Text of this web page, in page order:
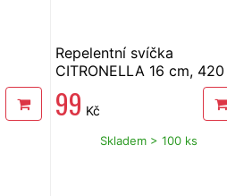
Repelentní svíčka
CITRONELLA 16 cm,
99 Kč
Skladem > 100 ks